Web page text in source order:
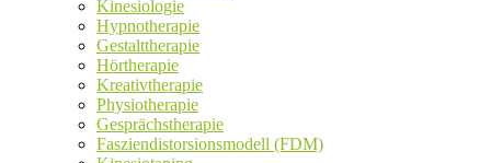
Kinesiologie
Hypnotherapie
Gestalttherapie
Hörtherapie
Kreativtherapie
Physiotherapie
Gesprächstherapie
Fasziendistorsionsmodell (FDM)